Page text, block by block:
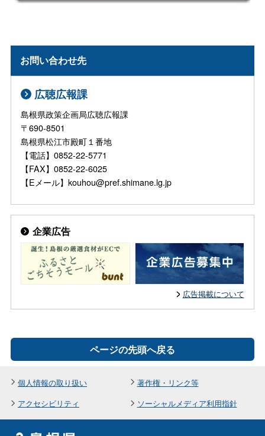
お問い合わせ先
広聴広報課
島根県政策企画局広聴広報課
〒690-8501
島根県松江市殿町１番地
【電話】0852-22-5771
【FAX】0852-22-6025
【Eメール】kouhou@pref.shimane.lg.jp
企業広告
広告掲載について
ページの先頭へ戻る
個人情報の取り扱い
著作権・リンク等
アクセシビリティ
ソーシャルメディア利用指針